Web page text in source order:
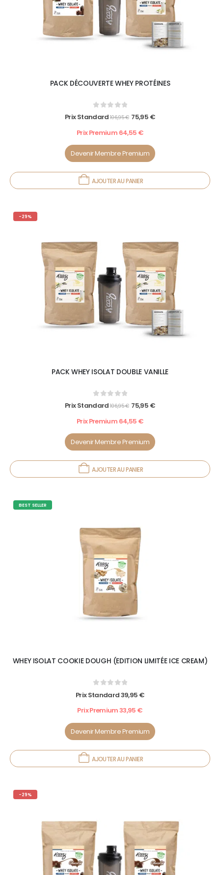
PACK DÉCOUVERTE WHEY PROTÉINES
0 out of 5
Prix Standard106,95€ 75,95 €
Prix Premium 64,55 €
Devenir Membre Premium
AJOUTER AU PANIER
-29%
PACK WHEY ISOLAT DOUBLE VANILLE
Prix Standard106,95€ 75,95 €
Prix Premium 64,55 €
Devenir Membre Premium
AJOUTER AU PANIER
BEST SELLER
WHEY ISOLAT COOKIE DOUGH (EDITION LIMITÉE ICE CREAM)
Prix Standard39,95 €
Prix Premium33,95 €
Devenir Membre Premium
AJOUTER AU PANIER
-29%